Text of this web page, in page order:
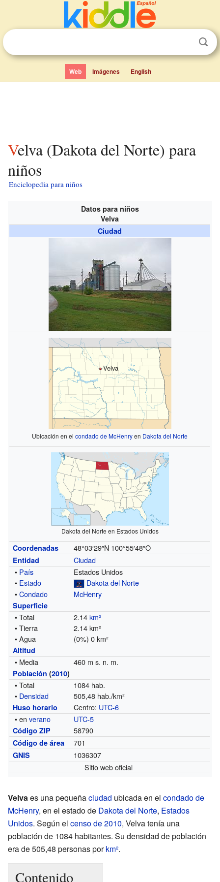
Web Imágenes English
Velva (Dakota del Norte) para
niños
Enciclopedia para niños
Datos para niños
Velva
Ciudad
Velva
Ubicación en elcondado de McHenryen Dakota del Norte
Dakota del Norte en Estados Unidos
Coordenadas 48°03′29″N 100°55′48″O
Entidad
Ciudad
• País
Estados Unidos
• Estado
Dakota del Norte
•Condado McHenry
Superficie
• Total 2.14km²
• Tierra
2.14 km²
• Agua
(0%) 0 km²
Altitud
• Media 460 m s. n. m.
Población (2010)
• Total
1084 hab.
• Densidad 505,48 hab./km²
Huso horario Centro: UTC-6
• enverano UTC-5
Código ZIP 58790
Código de área 701
GNIS
1036307
Sitio web oficial
Velvaes una pequeñaciudad ubicada en el condado de
McHenry, en el estado de Dakota del Norte, Estados
Unidos. Según el censo de 2010, Velva tenía una
población de 1084 habitantes. Su densidad de población
era de 505,48 personas porkm².
Contenido